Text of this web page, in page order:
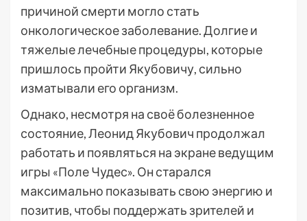
причиной смерти могло стать
онкологическое заболевание. Долгие и
тяжелые лечебные процедуры, которые
пришлось пройти Якубовичу, сильно
изматывали его организм.
Однако, несмотря на своё болезненное
состояние, Леонид Якубович продолжал
работать и появляться на экране ведущим
игры «Поле Чудес». Он старался
максимально показывать свою энергию и
позитив, чтобы поддержать зрителей и